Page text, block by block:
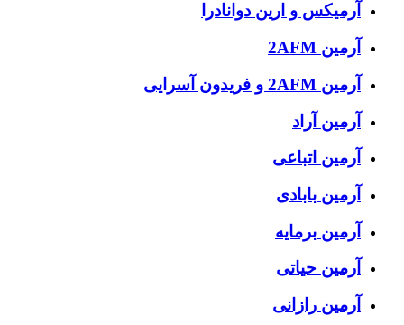
آرمیکس و ارین دوانادرا
آرمین 2AFM
آرمین 2AFM و فریدون آسرایی
آرمین آراد
آرمین اتباعی
آرمین بابادی
آرمین برمایه
آرمین حیاتی
آرمین رازانی